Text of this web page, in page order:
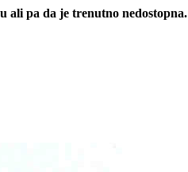
ali pa da je trenutno nedostopna.